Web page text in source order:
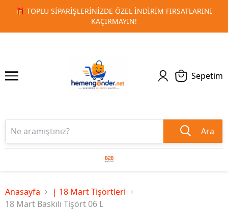
🚀 KURUMSAL PROMOSYON VE MATBAA
TESLIMAT!
1 2
Sepetim
Ara
Anasayfa
| 18 Mart Tişörtleri
18 Mart Baskılı Tişört 06 L